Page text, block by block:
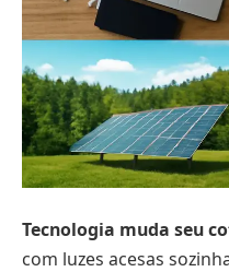
Tecnologia muda seu
com luzes acesas